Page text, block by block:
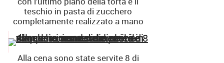
teschio in pasta di zucchero
completamente realizzato a mano
Alla cena sono state servite 8 di